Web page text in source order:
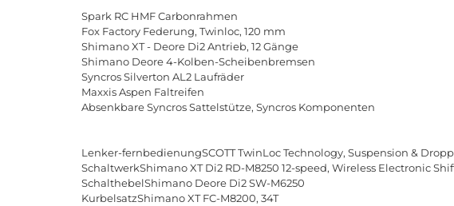
Spark RC HMF Carbonrahmen
Fox Factory Federung, Twinloc, 120 mm
Shimano XT - Deore Di2 Antrieb, 12 Gänge
Shimano Deore 4-Kolben-Scheibenbremsen
Syncros Silverton AL2 Laufräder
Maxxis Aspen Faltreifen
Absenkbare Syncros Sattelstütze, Syncros Komponenten
Lenker-fernbedienungSCOTT TwinLoc Technology, Suspension &
SchaltwerkShimano XT Di2 RD-M8250 12-speed, Wireless Electronic
SchalthebelShimano Deore Di2 SW-M6250
KurbelsatzShimano XT FC-M8200, 34T